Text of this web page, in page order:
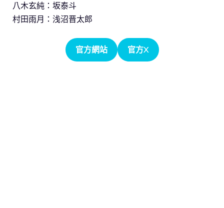
八木玄純：坂泰斗
村田雨月：浅沼晋太郎
官方網站 官方X